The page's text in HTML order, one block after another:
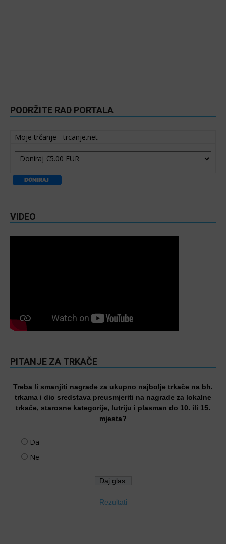
PODRŽITE RAD PORTALA
Moje trčanje - trcanje.net
VIDEO
PITANJE ZA TRKAČE
Treba li smanjiti nagrade za ukupno najbolje trkače na bh.
trkama i dio sredstava preusmjeriti na nagrade za lokalne
trkače, starosne kategorije, lutriju i plasman do 10. ili 15.
mjesta?
Da
Ne
Rezultati